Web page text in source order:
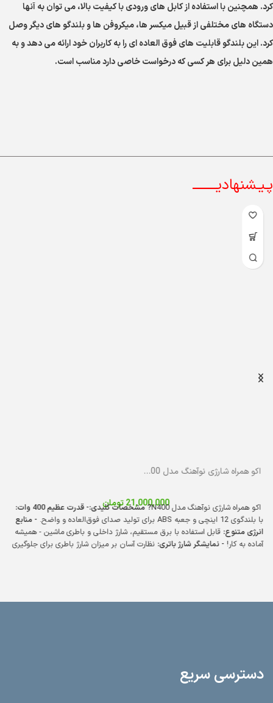
کرد. همچنین با استفاده از کابل های ورودی با کیفیت بالا، می توان به آنها
دستگاه های مختلفی از قبیل میکسر ها، میکروفن ها و بلندگو های دیگر وصل
کرد. این بلندگو قابلیت های فوق العاده ای را به کاربران خود ارائه می دهد و به
همین دلیل برای هر کسی که درخواست خاصی دارد مناسب است.
پـیـشنهادیــــــــ
اکو همراه شارژی نوآهنگ مدل N400 با میکروفن بی‌سیم
21,000,000تومان اکو همراه شارژی نوآهنگ مدل N400 ? مشخصات کلیدی:- قدرت عظیم 400 وات:
با بلندگوی 12 اینچی و جعبه ABS برای تولید صدای فوق‌العاده و واضح.
- منابع
انرژی متنوع: قابل استفاده با برق مستقیم، شارژ داخلی و باطری ماشین - همیشه
آماده به کار! - نمایشگر شارژ باتری: نظارت آسان بر میزان شارژ باطری برای جلوگیری
عرض 35 سانتیمتر و ارتفاع 58 سانتیمتر - مناسب برای هر فضا.
- وزن مناسب:
دسترسی سریع